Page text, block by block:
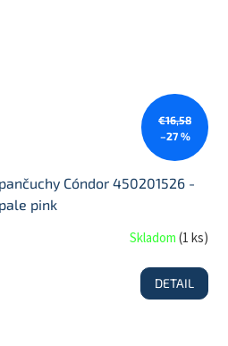
€16,58
–27 %
Cóndor 450201526 -
pale pink
Skladom(1 ks)
DETAIL